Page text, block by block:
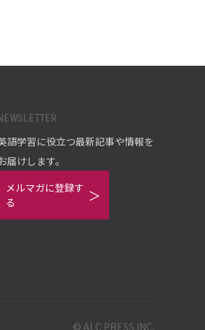
語学習に役立つ最新記事や情報を
届けします。
メルマガに登録す
る
© ALC PRESS INC.